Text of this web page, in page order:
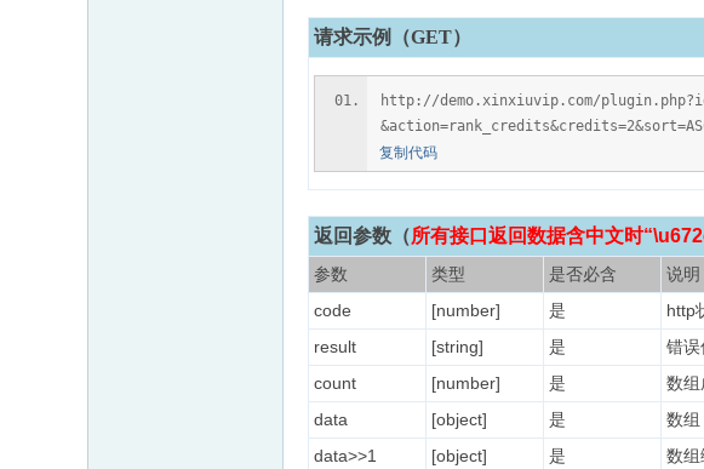
请求示例（GET）
http://demo.xinxiuvip.com/
复制代码
返回参数 （所有接口返回数据含中文时
参数 类型 是否必含 说明
code
[number] 是 http
result
[string] 是 错误
count
[number] 是 数组
data
[object] 是
数组
data>>1
[object] 是
数组